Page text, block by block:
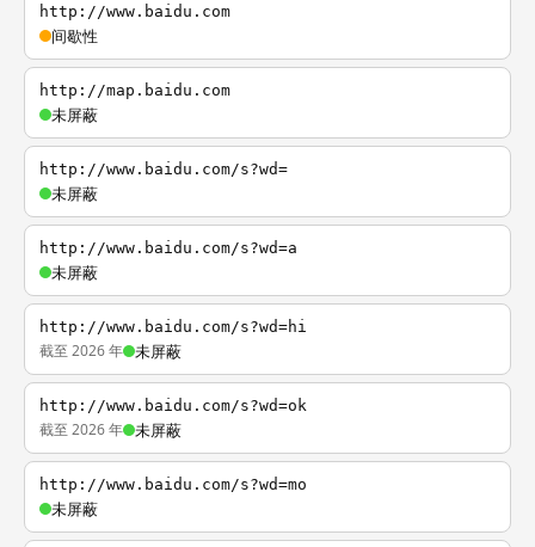
http://www.baidu.com
间歇性
http://map.baidu.com
未屏蔽
http://www.baidu.com/s?wd=
未屏蔽
http://www.baidu.com/s?wd=a
未屏蔽
http://www.baidu.com/s?wd=hi
截至 2026 年 未屏蔽
http://www.baidu.com/s?wd=ok
截至 2026 年 未屏蔽
http://www.baidu.com/s?wd=mo
未屏蔽